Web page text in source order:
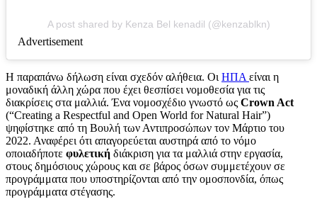
A post shared by Kenza Bel kenadil (@kenzablkn)
Advertisement
Η παραπάνω δήλωση είναι σχεδόν αλήθεια. Οι ΗΠΑ είναι η
μοναδική άλλη χώρα που έχει θεσπίσει νομοθεσία για τις
διακρίσεις στα μαλλιά. Ένα νομοσχέδιο γνωστό ως Crown Act
(“Creating a Respectful and Open World for Natural Hair”)
ψηφίστηκε από τη Βουλή των Αντιπροσώπων τον Μάρτιο του
2022. Αναφέρει ότι απαγορεύεται αυστηρά από το νόμο
οποιαδήποτε φυλετική διάκριση για τα μαλλιά στην εργασία,
στους δημόσιους χώρους και σε βάρος όσων συμμετέχουν σε
προγράμματα που υποστηρίζονται από την ομοσπονδία, όπως
προγράμματα στέγασης.